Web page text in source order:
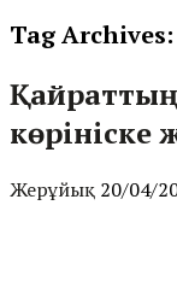
Tag Archives:
Қайраттың
көрініске
Жерұйық 20/04/